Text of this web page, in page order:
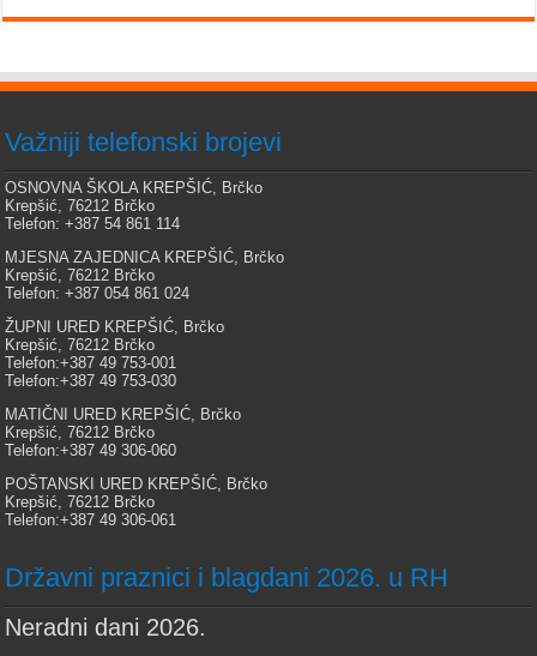
Važniji telefonski brojevi
OSNOVNA ŠKOLA KREPŠIĆ, Brčko
Krepšić, 76212 Brčko
Telefon: +387 54 861 114
MJESNA ZAJEDNICA KREPŠIĆ, Brčko
Krepšić, 76212 Brčko
Telefon: +387 054 861 024
ŽUPNI URED KREPŠIĆ, Brčko
Krepšić, 76212 Brčko
Telefon:+387 49 753-001
Telefon:+387 49 753-030
MATIČNI URED KREPŠIĆ, Brčko
Krepšić, 76212 Brčko
Telefon:+387 49 306-060
POŠTANSKI URED KREPŠIĆ, Brčko
Krepšić, 76212 Brčko
Telefon:+387 49 306-061
Državni praznici i blagdani 2026. u RH
Neradni dani 2026.